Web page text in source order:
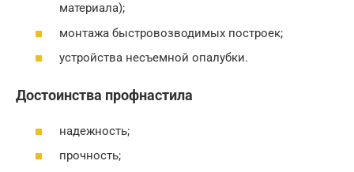
материала);
монтажа быстровозводимых построек;
устройства несъемной опалубки.
Достоинства профнастила
надежность;
прочность;